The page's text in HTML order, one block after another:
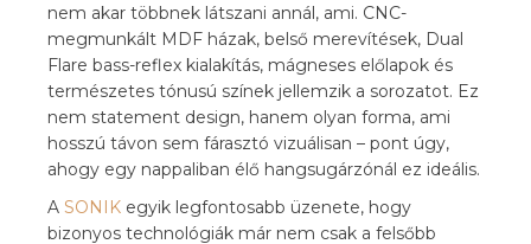
nem akar többnek látszani annál, ami. CNC-
megmunkált MDF házak, belső merevítések, Dual
Flare bass-reflex kialakítás, mágneses előlapok és
természetes tónusú színek jellemzik a sorozatot. Ez
nem statement design, hanem olyan forma, ami
hosszú távon sem fárasztó vizuálisan – pont úgy,
ahogy egy nappaliban élő hangsugárzónál ez ideális.
A SONIK egyik legfontosabb üzenete, hogy
bizonyos technológiák már nem csak a felsőbb